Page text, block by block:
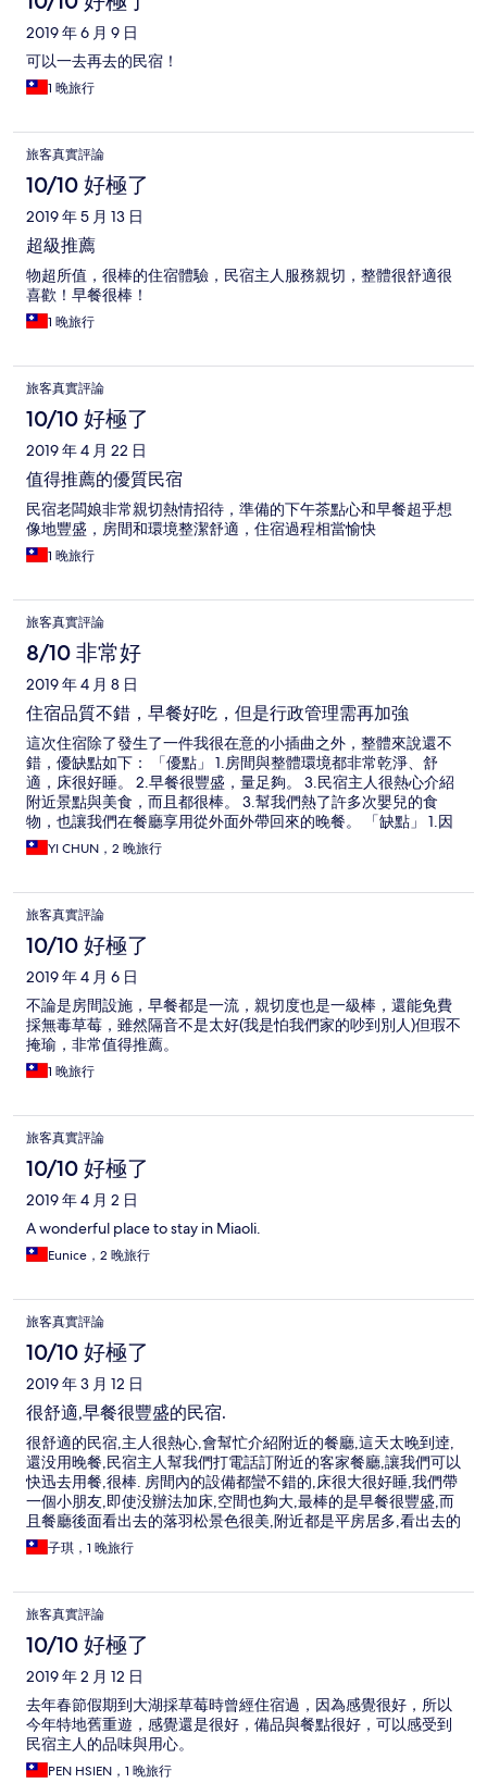
2019 年 6 月 9 日
可以一去再去的民宿！
1 晚旅行
旅客真實評論
10/10 好極了
2019 年 5 月 13 日
超級推薦
物超所值，很棒的住宿體驗，民宿主人服務親切，整體很舒適很
喜歡！早餐很棒！
1 晚旅行
旅客真實評論
10/10 好極了
2019 年 4 月 22 日
值得推薦的優質民宿
民宿老闆娘非常親切熱情招待，準備的下午茶點心和早餐超乎想
像地豐盛，房間和環境整潔舒適，住宿過程相當愉快
1 晚旅行
旅客真實評論
8/10 非常好
2019 年 4 月 8 日
住宿品質不錯，早餐好吃，但是行政管理需再加強
這次住宿除了發生了一件我很在意的小插曲之外，整體來說還不
錯，優缺點如下： 「優點」 1.房間與整體環境都非常乾淨、舒
適，床很好睡。 2.早餐很豐盛，量足夠。 3.民宿主人很熱心介紹
附近景點與美食，而且都很棒。 3.幫我們熱了許多次嬰兒的食
物，也讓我們在餐廳享用從外面外帶回來的晚餐。 「缺點」 1.因
為我有住宿前一天再次確認的習慣，結果卻得到登記錯房型的回
覆（我訂四人房，結果登記到雙人房），雖然民宿主人很有誠意
房型，所以民宿主人說幫我們在雙人房裡加一張加大雙人床，但
是到現場卻是一個一般大小的單人床墊放在地上（寬約85公分，
厚約10公分） 3.早餐非常好吃，但是連續住兩天的早餐變化性不
大。
YI CHUN，2 晚旅行
旅客真實評論
10/10 好極了
2019 年 4 月 6 日
不論是房間設施，早餐都是一流，親切度也是一級棒，還能免費
採無毒草莓，雖然隔音不是太好(我是怕我們家的吵到別人)但瑕不
掩瑜，非常值得推薦。
1 晚旅行
旅客真實評論
10/10 好極了
2019 年 4 月 2 日
A wonderful place to stay in Miaoli.
Eunice，2 晚旅行
旅客真實評論
10/10 好極了
2019 年 3 月 12 日
很舒適,早餐很豐盛的民宿.
很舒適的民宿,主人很熱心,會幫忙介紹附近的餐廳,這天太晚到逹,
還没用晚餐,民宿主人幫我們打電話訂附近的客家餐廳,讓我們可以
快迅去用餐,很棒. 房間內的設備都蠻不錯的,床很大很好睡,我們帶
一個小朋友,即使没辦法加床,空間也夠大,最棒的是早餐很豐盛,而
且餐廳後面看出去的落羽松景色很美,附近都是平房居多,看出去的
風景是舒服的.
子琪，1 晚旅行
旅客真實評論
10/10 好極了
2019 年 2 月 12 日
去年春節假期到大湖採草莓時曾經住宿過，因為感覺很好，所以
今年特地舊重遊，感覺還是很好，備品與餐點很好，可以感受到
民宿主人的品味與用心。
PEN HSIEN，1 晚旅行